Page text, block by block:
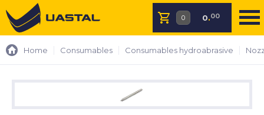
0.00
Home Consumables Consumables hydroabrasive